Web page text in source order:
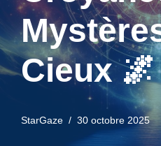
Cieux 🌌
StarGaze 30 octobre 2025